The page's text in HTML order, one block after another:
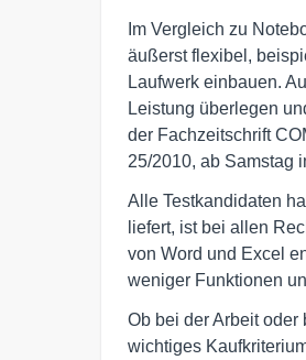
Im Vergleich zu
äußerst flexibel,
Laufwerk einbauen.
Leistung überlegen
der Fachzeitschrift
25/2010, ab Samstag
Alle Testkandidaten
liefert, ist bei allen
von Word und Excel
weniger Funktionen
Ob bei der Arbeit
wichtiges